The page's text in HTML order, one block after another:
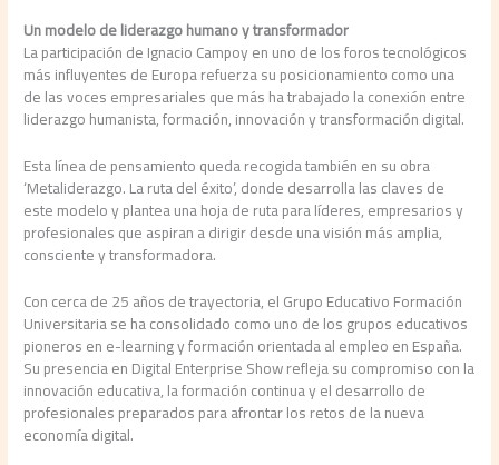
Un modelo de liderazgo humano y transformador
La participación de Ignacio Campoy en uno de los foros tecnológicos
más influyentes de Europa refuerza su posicionamiento como una
de las voces empresariales que más ha trabajado la conexión entre
liderazgo humanista, formación, innovación y transformación digital.
Esta línea de pensamiento queda recogida también en su obra
‘Metaliderazgo. La ruta del éxito’, donde desarrolla las claves de
este modelo y plantea una hoja de ruta para líderes, empresarios y
profesionales que aspiran a dirigir desde una visión más amplia,
consciente y transformadora.
Con cerca de 25 años de trayectoria, el Grupo Educativo Formación
Universitaria se ha consolidado como uno de los grupos educativos
pioneros en e-learning y formación orientada al empleo en España.
Su presencia en Digital Enterprise Show refleja su compromiso con la
innovación educativa, la formación continua y el desarrollo de
profesionales preparados para afrontar los retos de la nueva
economía digital.